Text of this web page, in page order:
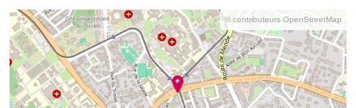
© contributeurs OpenStreetMap